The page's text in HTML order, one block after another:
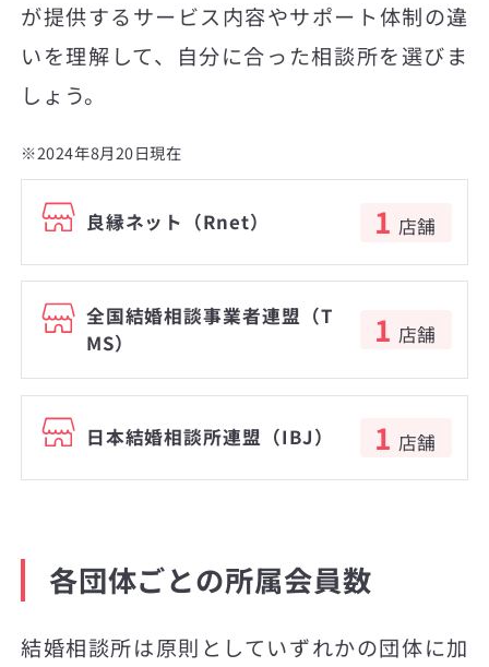
が提供するサービス内容やサポート体制の違
いを理解して、自分に合った相談所を選びま
しょう。
※2024年8月20日現在
良縁ネット（Rnet） 1 店舗
全国結婚相談事業者連盟（T
MS）
1 店舗
日本結婚相談所連盟（IBJ） 1 店舗
各団体ごとの所属会員数
結婚相談所は原則としていずれかの団体に加